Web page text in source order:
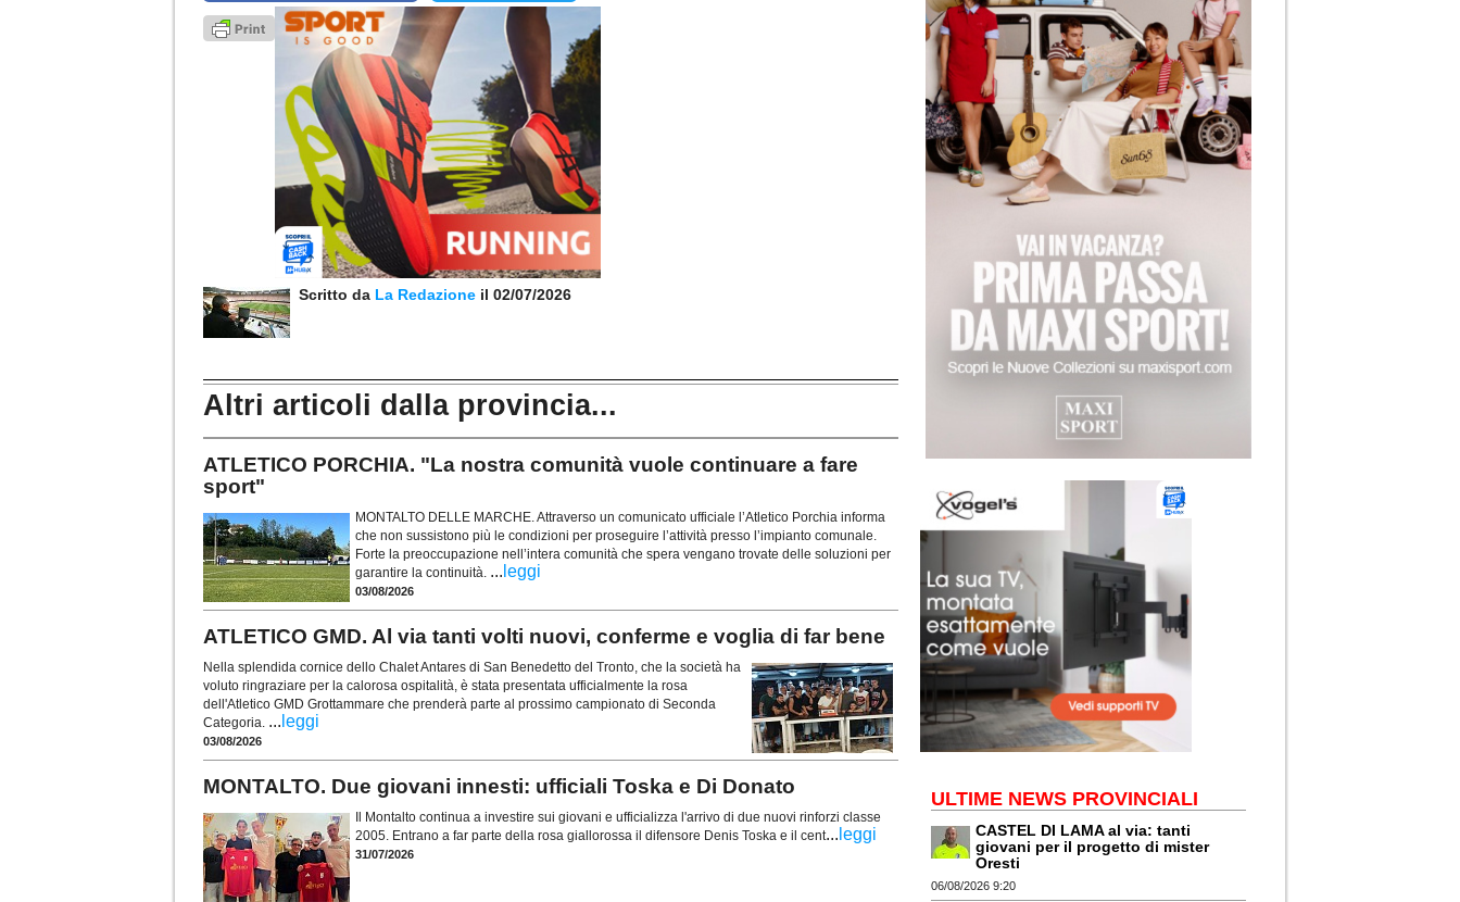
Scritto da La Redazione il 02/07/2026
Altri articoli dalla provincia...
ATLETICO PORCHIA. "La nostra comunità vuole continuare a fare
sport"
MONTALTO DELLE MARCHE. Attraverso un comunicato ufficiale l’Atletico Porchia informa
che non sussistono più le condizioni per proseguire l’attività presso l’impianto comunale.
Forte la preoccupazione nell’intera comunità che spera vengano trovate delle soluzioni per
garantire la continuità. ... leggi
03/08/2026
ATLETICO GMD. Al via tanti volti nuovi, conferme e voglia di far bene
Nella splendida cornice dello Chalet Antares di San Benedetto del Tronto, che la società ha
voluto ringraziare per la calorosa ospitalità, è stata presentata ufficialmente la rosa
dell'Atletico GMD Grottammare che prenderà parte al prossimo campionato di Seconda
Categoria. ... leggi
03/08/2026
MONTALTO. Due giovani innesti: ufficiali Toska e Di Donato
Il Montalto continua a investire sui giovani e ufficializza l'arrivo di due nuovi rinforzi classe
2005. Entrano a far parte della rosa giallorossa il difensore Denis Toska e il cent... leggi
31/07/2026
ULTIME NEWS PROVINCIALI
CASTEL DI LAMA al via: tanti
giovani per il progetto di mister
Oresti
06/08/2026 9:20